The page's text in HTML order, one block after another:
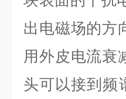
出电磁场的方
用外皮电流衰
头可以接到频